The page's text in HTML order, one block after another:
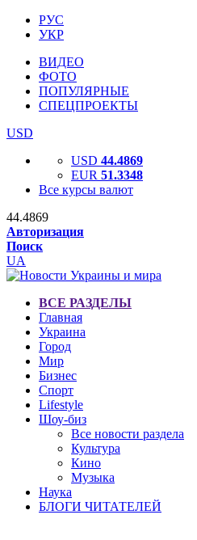
РУС
УКР
ВИДЕО
ФОТО
ПОПУЛЯРНЫЕ
СПЕЦПРОЕКТЫ
USD
USD 44.4869
EUR 51.3348
Все курсы валют
44.4869
Авторизация
Поиск
UA
ВСЕ РАЗДЕЛЫ
Главная
Украина
Город
Мир
Бизнес
Спорт
Lifestyle
Шоу-биз
Все новости раздела
Культура
Кино
Музыка
Наука
БЛОГИ ЧИТАТЕЛЕЙ